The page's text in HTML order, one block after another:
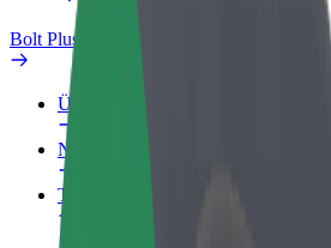
Bolt Plus
Üstünlüklər
Necə qoşulmalı?
Tez-tez verilən suallar